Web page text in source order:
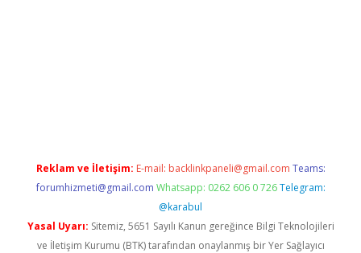
Reklam ve İletişim: E-mail: backlinkpaneli@gmail.com Teams:
forumhizmeti@gmail.com Whatsapp: 0262 606 0 726 Telegram:
@karabul
Yasal Uyarı: Sitemiz, 5651 Sayılı Kanun gereğince Bilgi Teknolojileri
ve İletişim Kurumu (BTK) tarafından onaylanmış bir Yer Sağlayıcı